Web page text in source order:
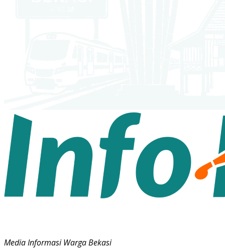
Media Informasi Warga Bekasi